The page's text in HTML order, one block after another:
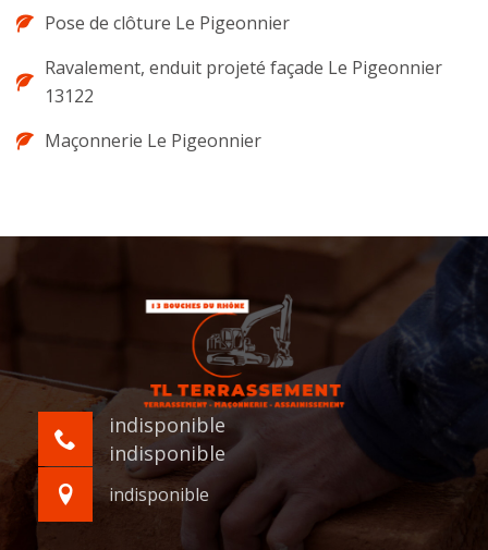
Pose de clôture Le Pigeonnier
Ravalement, enduit projeté façade Le Pigeonnier
13122
Maçonnerie Le Pigeonnier
indisponible
indisponible
indisponible